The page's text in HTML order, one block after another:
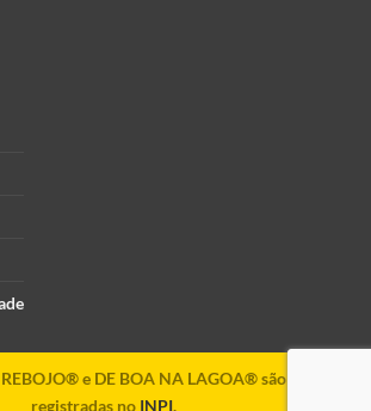
REBOJO® e DE BOA NA LAGOA® são marcas
registradas no INPI.